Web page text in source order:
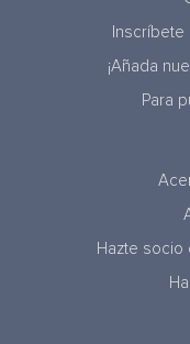
¡Añada
Para
Hazte